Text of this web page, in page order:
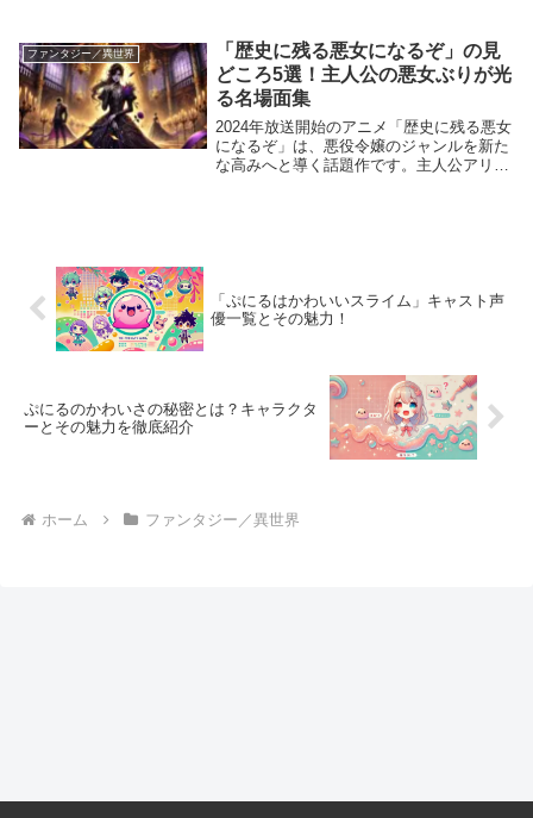
の記事では、キャスト一覧と各キャラクタ
ーの魅力につい...
ファンタジー／異世界
「歴史に残る悪女になるぞ」の見
どころ5選！主人公の悪女ぶりが光
る名場面集
2024年放送開始のアニメ「歴史に残る悪女
になるぞ」は、悪役令嬢のジャンルを新た
な高みへと導く話題作です。主人公アリシ
「ぷにるはかわいいスライム」キャスト声
優一覧とその魅力！
ぷにるのかわいさの秘密とは？キャラクタ
ーとその魅力を徹底紹介
ホーム ファンタジー／異世界